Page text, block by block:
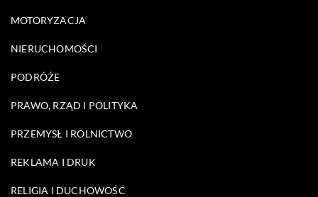
MOTORYZACJA
NIERUCHOMOŚCI
PODRÓŻE
PRAWO, RZĄD I POLITYKA
PRZEMYSŁ I ROLNICTWO
REKLAMA I DRUK
RELIGIA I DUCHOWOŚĆ